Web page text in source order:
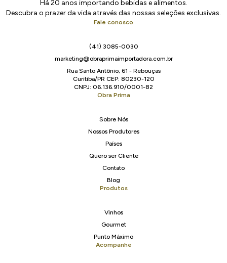
Há 20 anos importando bebidas e alimentos.
Descubra o prazer da vida através das nossas seleções exclusivas.
Fale conosco
(41) 3085-0030
marketing@obraprimaimportadora.com.br
Rua Santo Antônio, 61 - Rebouças
Curitiba/PR CEP: 80230-120
CNPJ: 06.136.910/0001-82
Obra Prima
Sobre Nós
Nossos Produtores
Países
Quero ser Cliente
Contato
Blog
Produtos
Vinhos
Gourmet
Punto Máximo
Acompanhe